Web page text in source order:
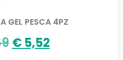
GEL PESCA 4PZ
€5,52